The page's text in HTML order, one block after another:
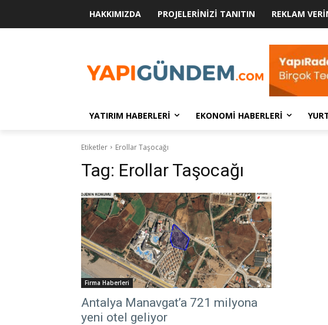
HAKKIMIZDA PROJELERINIZI TANITIN REKLAM
YATIRIM HABERLERI EKONOMI HABERLERI
Etiketler Erollar Taşocağı
Tag: Erollar Taşocağı
Firma Haberleri
Antalya Manavgat’a 721 milyona
yeni otel geliyor